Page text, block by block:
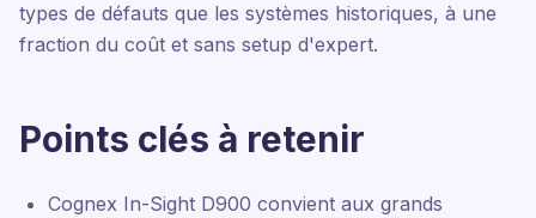
types de défauts que les systèmes historiques, à une
fraction du coût et sans setup d'expert.
Points clés à retenir
Cognex In-Sight D900 convient aux grands